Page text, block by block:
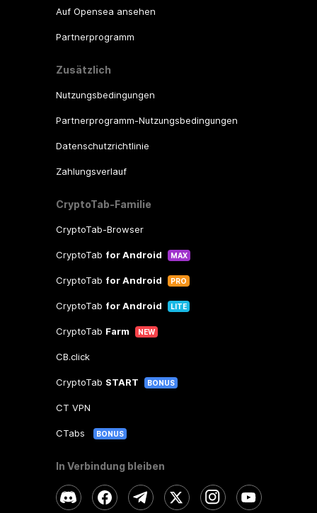
Auf Opensea ansehen
Partnerprogramm
Zusätzlich
Nutzungsbedingungen
Partnerprogramm-Nutzungsbedingungen
Datenschutzrichtlinie
Zahlungsverlauf
CryptoTab-Familie
CryptoTab-Browser
CryptoTab for Android MAX
CryptoTab for Android PRO
CryptoTab for Android LITE
CryptoTab Farm NEW
CB.click
CryptoTab START BONUS
CT VPN
CTabs BONUS
In Verbindung bleiben